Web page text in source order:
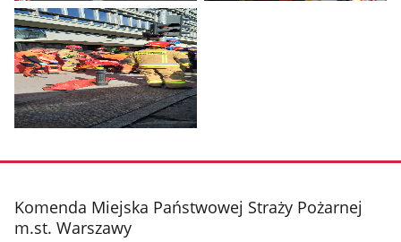
Pokaż
zdjęcie
1
z
galerii.
zdjęcie
galerii.
stopka
Komenda Miejska Państwowej Straży Pożarnej
m.st. Warszawy